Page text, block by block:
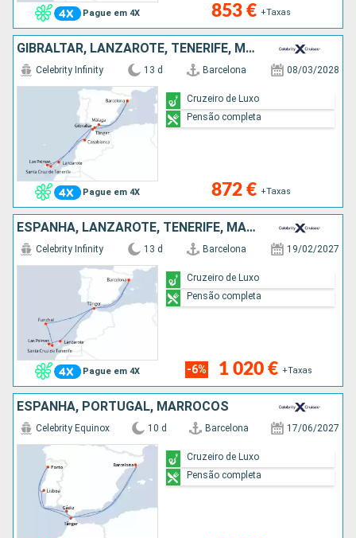
Pague em 4X 853 € +Taxas
GIBRALTAR, LANZAROTE, TENERIFE, MAIORCA, MARROCOS, ESPANHA
Pague em 4X
Celebrity Infinity 13 d Barcelona 08/03/2028
872 € +Taxas
Cruzeiro de Luxo
Pensão completa
ESPANHA, LANZAROTE, TENERIFE, MAIORCA, PORTUGAL, MARROCOS
Pague em 4X
Celebrity Infinity 13 d Barcelona 19/02/2027
-6% 1 020 € +Taxas
Cruzeiro de Luxo
Pensão completa
ESPANHA, PORTUGAL, MARROCOS
Celebrity Equinox 10 d Barcelona 17/06/2027
Cruzeiro de Luxo
Pensão completa